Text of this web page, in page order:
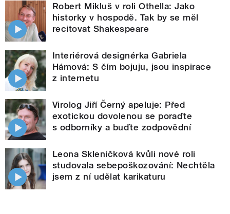
Robert Mikluš v roli Othella: Jako
historky v hospodě. Tak by se měl
recitovat Shakespeare
Interiérová designérka Gabriela
Hámová: S čím bojuju, jsou inspirace
z internetu
Virolog Jiří Černý apeluje: Před
exotickou dovolenou se poraďte
s odborníky a buďte zodpovědní
Leona Skleničková kvůli nové roli
studovala sebepoškozování: Nechtěla
jsem z ní udělat karikaturu